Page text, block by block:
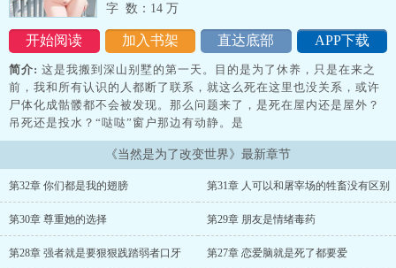
开始阅读 加入书架 直达底部 APP下载
字 数： 14 万
简介: 这是我搬到深山别墅的第一天。目的是为了休养，只是在来之
前，我和所有认识的人都断了联系，就这么死在这里也没关系，或许
尸体化成骷髅都不会被发现。那么问题来了，是死在屋内还是屋外？
吊死还是投水？“哒哒”窗户那边有动静。是
《当然是为了改变世界》最新章节
第32章 你们都是我的翅膀 第31章 人可以和屠宰场的牲畜没有区别
第30章 尊重她的选择 第29章 朋友是情绪毒药
第28章 强者就是要狠狠践踏弱者口牙 第27章 恋爱脑就是死了都要爱